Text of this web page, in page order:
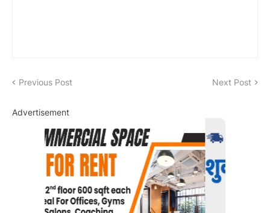
Previous Post Next Post
Advertisement